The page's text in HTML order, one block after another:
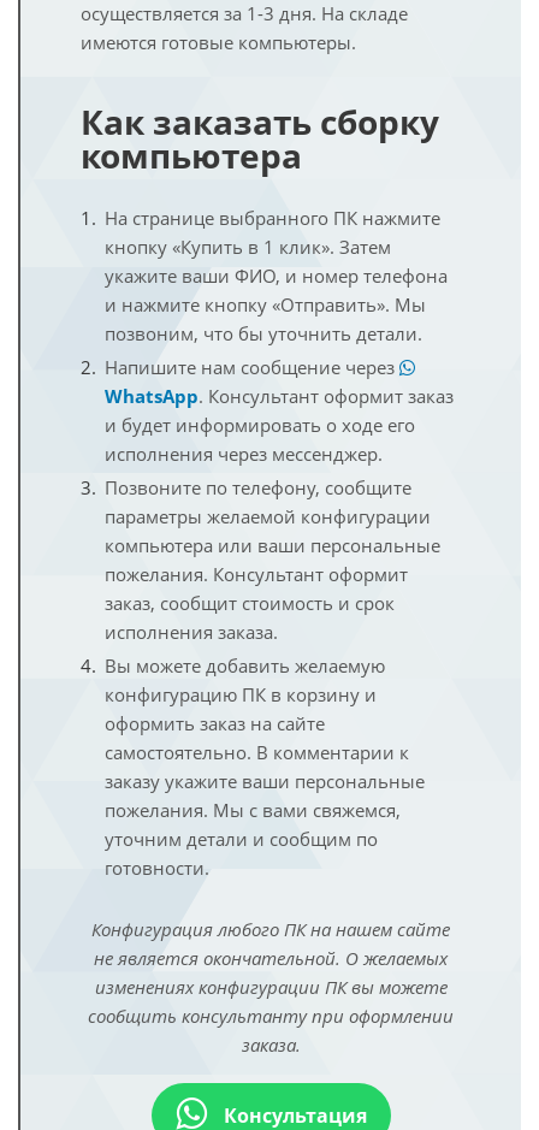
осуществляется за 1-3 дня. На складе
имеются готовые компьютеры.
Как заказать сборку
компьютера
На странице выбранного ПК нажмите
кнопку «Купить в 1 клик». Затем
укажите ваши ФИО, и номер телефона
и нажмите кнопку «Отправить». Мы
позвоним, что бы уточнить детали.
Напишите нам сообщение через
WhatsApp. Консультант оформит заказ
и будет информировать о ходе его
исполнения через мессенджер.
Позвоните по телефону, сообщите
параметры желаемой конфигурации
компьютера или ваши персональные
пожелания. Консультант оформит
заказ, сообщит стоимость и срок
исполнения заказа.
Вы можете добавить желаемую
конфигурацию ПК в корзину и
оформить заказ на сайте
самостоятельно. В комментарии к
заказу укажите ваши персональные
пожелания. Мы с вами свяжемся,
уточним детали и сообщим по
готовности.
Конфигурация любого ПК на нашем сайте
не является окончательной. О желаемых
изменениях конфигурации ПК вы можете
сообщить консультанту при оформлении
заказа.
Консультация